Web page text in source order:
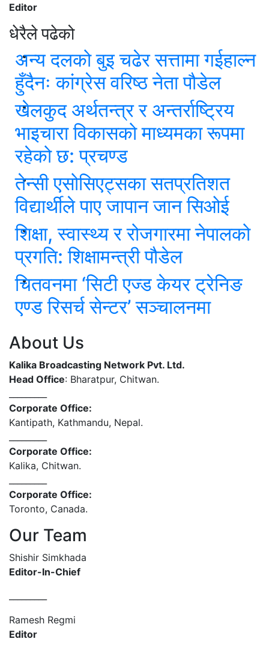
Editor
धेरैले पढेको
अन्य दलको बुइ चढेर सत्तामा गईहाल्न
हुँदैनः कांग्रेस वरिष्ठ नेता पौडेल
खेलकुद अर्थतन्त्र र अन्तर्राष्ट्रिय
भाइचारा विकासको माध्यमका रूपमा
रहेको छ: प्रचण्ड
तेन्सी एसोसिएट्सका सतप्रतिशत
विद्यार्थीले पाए जापान जान सिओई
शिक्षा, स्वास्थ्य र रोजगारमा नेपालको
प्रगति: शिक्षामन्त्री पौडेल
चितवनमा ‘सिटी एज्ड केयर ट्रेनिङ
एण्ड रिसर्च सेन्टर’ सञ्चालनमा
About Us
Kalika Broadcasting Network Pvt. Ltd.
Head Office: Bharatpur, Chitwan.
Corporate Office:
Kantipath, Kathmandu, Nepal.
Corporate Office:
Kalika, Chitwan.
Corporate Office:
Toronto, Canada.
Our Team
Shishir Simkhada
Editor-In-Chief
Ramesh Regmi
Editor